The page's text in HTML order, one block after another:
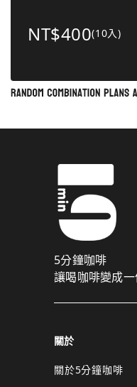
NT$400(10入)
5分鐘咖啡
讓喝咖啡變成
關於
關於5分鐘咖啡